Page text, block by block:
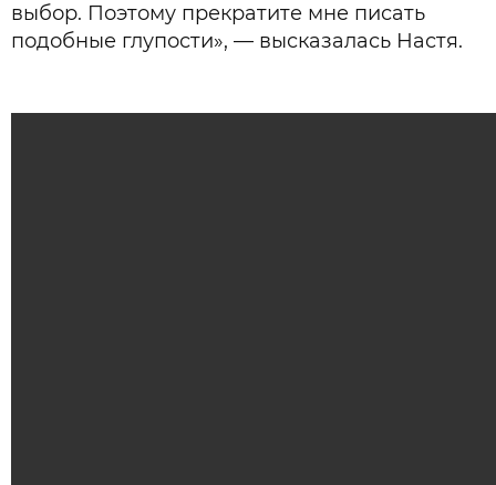
выбор. Поэтому прекратите мне писать
подобные глупости», — высказалась Настя.